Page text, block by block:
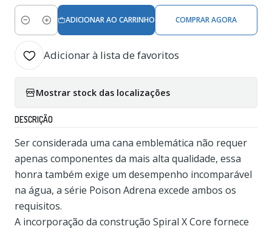
Quantidade
ADICIONAR AO CARRINHO COMPRAR AGORA
Adicionar à lista de favoritos
Mostrar stock das localizações
DESCRIÇÃO
Ser considerada uma cana emblemática não requer
apenas componentes da mais alta qualidade, essa
honra também exige um desempenho incomparável
na água, a série Poison Adrena excede ambos os
requisitos.
A incorporação da construção Spiral X Core fornece